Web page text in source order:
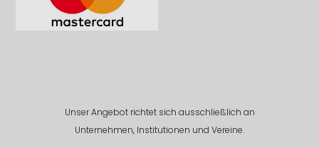
Unser Angebot richtet sich ausschließlich an
Unternehmen, Institutionen und Vereine.